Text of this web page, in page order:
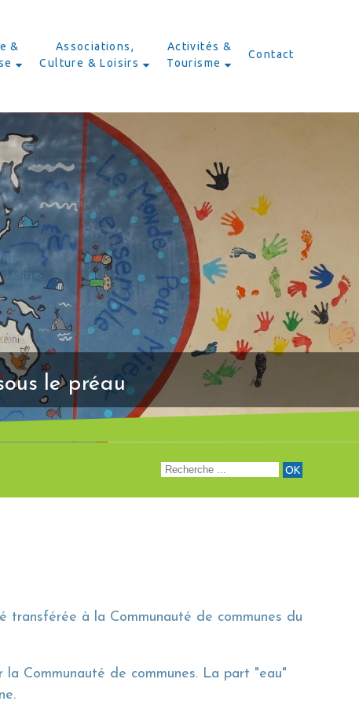
&
Associations,
Culture & Loisirs
Activités &
Tourisme
Contact
le préau
"Venez à notre
transférée à la Communauté de communes du
Communauté de communes. La part "eau"